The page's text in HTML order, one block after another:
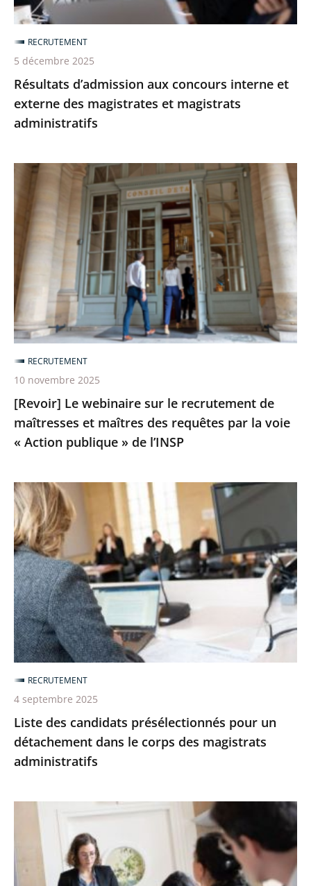
magistrates
et
magistrats
administratifs
Résultats d’admission aux concours interne et
externe des magistrates et magistrats
administratifs
RECRUTEMENT
5 décembre 2025
[Revoir]
webinaire
sur
recrutement
de
maîtresses
et
maîtres
des
requêtes
par
la
voie
Action
publique
»
de
l’INSP
[Revoir] Le webinaire sur le recrutement de
maîtresses et maîtres des requêtes par la voie
« Action publique » de l’INSP
RECRUTEMENT
10 novembre 2025
Liste
des
candidats
présélectionnés
pour
un
détachement
dans
le
corps
des
magistrats
administratifs
Liste des candidats présélectionnés pour un
détachement dans le corps des magistrats
administratifs
RECRUTEMENT
4 septembre 2025
Devenir
magistrat
administratif
par